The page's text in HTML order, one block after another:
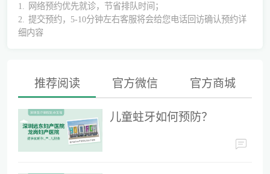
别再隐形陪伴，准爸爸如何正确陪同产检？
为什么用了安全套还会导致怀孕？
1.
网络预约优先就诊，节省排队时间；
2.
提交预约，5-10分钟左右客服将会给您电话回访确认预约详
细内容
推荐阅读 官方微信 官方商城
儿童蛀牙如何预防？